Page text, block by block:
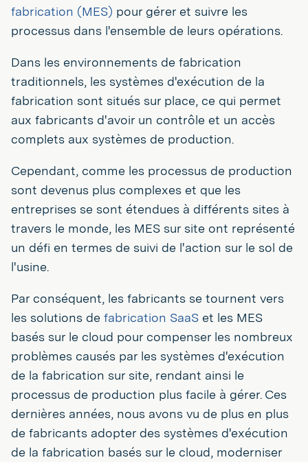
fabrication (MES) pour gérer et suivre les
processus dans l'ensemble de leurs opérations.
Dans les environnements de fabrication
traditionnels, les systèmes d'exécution de la
fabrication sont situés sur place, ce qui permet
aux fabricants d'avoir un contrôle et un accès
complets aux systèmes de production.
Cependant, comme les processus de production
sont devenus plus complexes et que les
entreprises se sont étendues à différents sites à
travers le monde, les MES sur site ont représenté
un défi en termes de suivi de l'action sur le sol de
l'usine.
Par conséquent, les fabricants se tournent vers
les solutions de fabrication SaaS et les MES
basés sur le cloud pour compenser les nombreux
problèmes causés par les systèmes d'exécution
de la fabrication sur site, rendant ainsi le
processus de production plus facile à gérer. Ces
dernières années, nous avons vu de plus en plus
de fabricants adopter des systèmes d'exécution
de la fabrication basés sur le cloud, moderniser